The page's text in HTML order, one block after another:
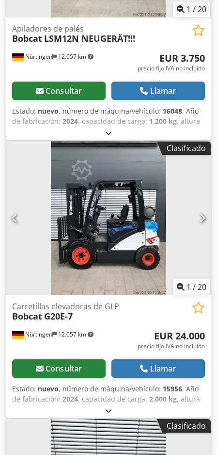
1 /20
Nürtingen 12.057 km
Apiladores de palés
Bobcat LSM12N NEUGERÄT!!!
EUR 3.750
precio fijo IVA no incluído
Consultar Llamar
Estado: nuevo, número de máquina/vehículo: 16048, Año
de fabricación: 2024, capacidad de carga: 1.200 kg, altura
, centro de carga:
combustible:eléctrico, tipo de mástil:Simplex, altura de
, voltaje de la batería: 24 V,
longitud de la horquilla:1.150 mm, peso total:576 kg
5076939 Credpoykc Rrsfx Am Rof Número de serie:
OBWNL-002740 Especificaciones de la batería: 24 V, 60 Ah
Clasificado
1 /20
Nürtingen 12.057 km
Carretillas elevadoras de GLP
Bobcat G20E-7
EUR 24.000
precio fijo IVA no incluído
Consultar Llamar
Estado: nuevo, número de máquina/vehículo: 15956, Año
de fabricación: 2024, capacidad de carga: 2.000 kg, altura
, ascensor libre:
de carga:500 mm, tipo de combustible:eléctrico, tipo de
triple, altura de construcción:2.200 mm, longitud
de la horquilla:1.200 mm, tipo de motor: Eléctrico,
fabricante: Bobcat Codpfx Aozff Axjm Rjrf
Clasificado